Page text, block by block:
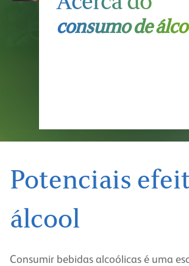
consumo de
Potenciais
álcool
Consumir bebidas alcoólicas é uma